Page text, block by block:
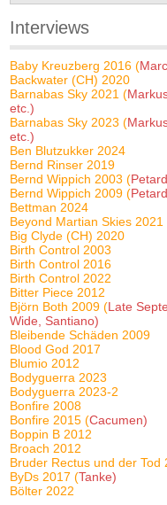
Interviews
Baby Kreuzberg 2016 (
Backwater (CH) 2020
Barnabas Sky 2021 (
etc.)
Barnabas Sky 2023 (
etc.)
Ben Blutzukker 2024
Bernd Rinser 2019
Bernd Wippich 2003 (
Bernd Wippich 2009 (
Bettman 2024
Beyond Martian Skies 2021
Big Clyde (CH) 2020
Birth Control 2003
Birth Control 2016
Birth Control 2022
Bitter Piece 2012
Björn Both 2009 (Late
Wide, Santiano)
Bleibende Schäden 2009
Blood God 2017
Blumio 2012
Bodyguerra 2023
Bodyguerra 2023-2
Bonfire 2008
Bonfire 2015 (Cacumen)
Boppin B 2012
Broach 2012
Bruder Rectus und der Tod
ByDs 2017 (Tanke)
Bölter 2022